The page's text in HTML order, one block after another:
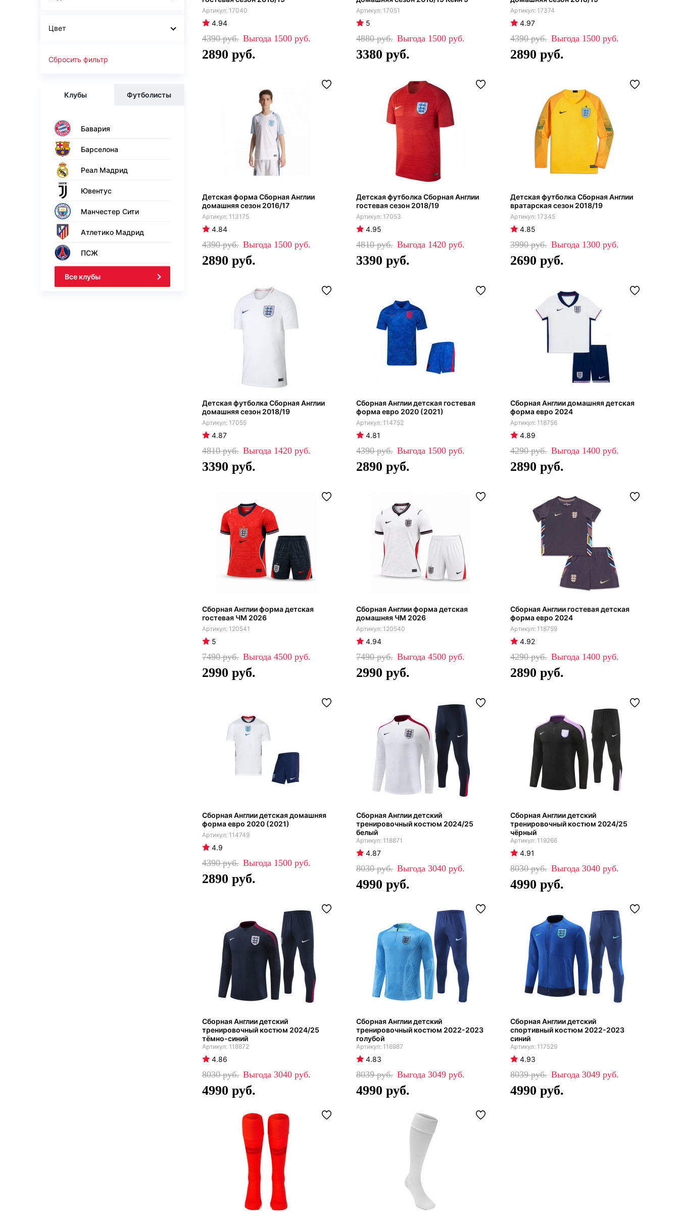
Цвет
Сбросить фильтр
Клубы Футболисты
Бавария
Барселона
Реал Мадрид
Ювентус
Манчестер Сити
Атлетико Мадрид
ПСЖ
Все клубы
17040
4.94
4390 1500
2890
17051
5
4880 1500
3380
17374
4.97
4390 1500
2890
Детская форма Сборная Англии
домашняя сезон 2016/17
113175
4.84
4390 1500
2890
Детская футболка Сборная Англии
гостевая сезон 2018/19
17053
4.95
4810 1420
3390
Детская футболка Сборная Англии
вратарская сезон 2018/19
17345
4.85
3990 1300
2690
Детская футболка Сборная Англии
домашняя сезон 2018/19
17055
4.87
4810 1420
3390
Сборная Англии детская гостевая
форма евро 2020 (2021)
114752
4.81
4390 1500
2890
Сборная Англии домашняя детская
форма евро 2024
118756
4.89
4290 1400
2890
Сборная Англии форма детская
гостевая ЧМ 2026
120541
5
7490 4500
2990
Сборная Англии форма детская
домашняя ЧМ 2026
120540
4.94
7490 4500
2990
Сборная Англии гостевая детская
форма евро 2024
118759
4.92
4290 1400
2890
Сборная Англии детская домашняя
форма евро 2020 (2021)
114749
4.9
4390 1500
2890
Сборная Англии детский
тренировочный костюм 2024/25
белый
118871
4.87
8030 3040
4990
Сборная Англии детский
тренировочный костюм 2024/25
чёрный
119266
4.91
8030 3040
4990
Сборная Англии детский
тренировочный костюм 2024/25
тёмно-синий
118872
4.86
8030 3040
4990
Сборная Англии детский
тренировочный костюм 2022-2023
голубой
116987
4.83
8039 3049
4990
Сборная Англии детский
спортивный костюм 2022-2023
синий
117529
4.93
8039 3049
4990